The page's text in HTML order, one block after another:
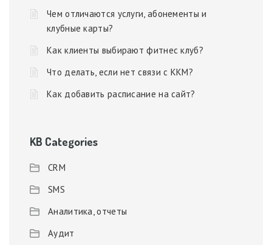
Чем отличаются услуги, абонементы и
клубные карты?
Как клиенты выбирают фитнес клуб?
Что делать, если нет связи с ККМ?
Как добавить расписание на сайт?
KB Categories
CRM
SMS
Аналитика, отчеты
Аудит